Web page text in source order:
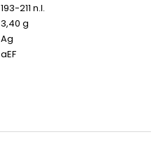
193-211 n.l.
3,40 g
Ag
aEF